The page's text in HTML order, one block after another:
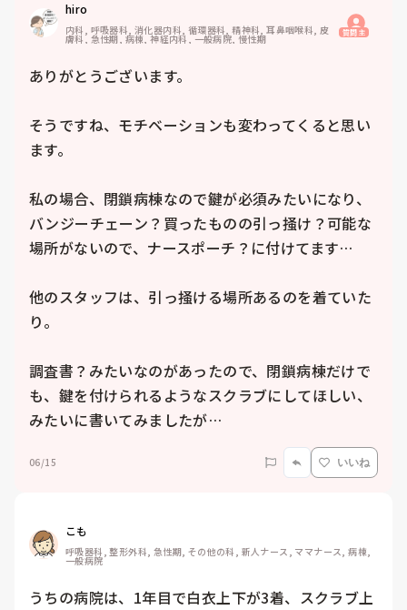
hiro
内科, 呼吸器科, 消化器内科, 循環器科, 精神科, 耳鼻咽喉科, 皮
膚科, 急性期, 病棟, 神経内科, 一般病院, 慢性期 質問主
ありがとうございます。
そうですね、モチベーションも変わってくると思い
ます。
私の場合、閉鎖病棟なので鍵が必須みたいになり、
バンジーチェーン？買ったものの引っ掻け？可能な
場所がないので、ナースポーチ？に付けてます…
他のスタッフは、引っ掻ける場所あるのを着ていた
り。
調査書？みたいなのがあったので、閉鎖病棟だけで
も、鍵を付けられるようなスクラブにしてほしい、
みたいに書いてみましたが…
06/15 いいね
こも
呼吸器科, 整形外科, 急性期, その他の科, 新人ナース, ママナース, 病棟,
一般病院
うちの病院は、1年目で白衣上下が3着、スクラブ上